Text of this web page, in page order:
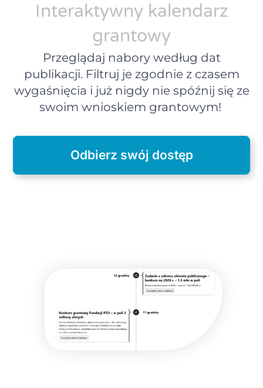
Interaktywny kalendarz
grantowy
Przeglądaj nabory według dat
publikacji. Filtruj je zgodnie z czasem
wygaśnięcia i już nigdy nie spóźnij się ze
swoim wnioskiem grantowym!
Odbierz swój dostęp